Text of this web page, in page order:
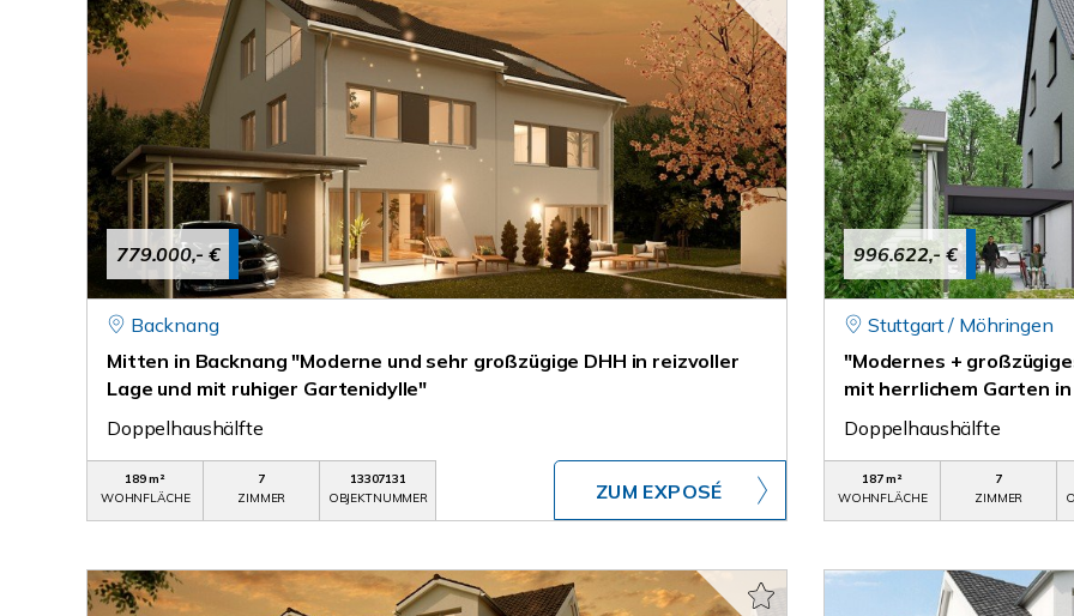
779.000,- €
Backnang
Mitten in Backnang "Moderne und sehr großzügige DHH in reizvoller
Lage und mit ruhiger Gartenidylle"
Doppelhaushälfte
189 m²
WOHNFLÄCHE
7
ZIMMER
13307131
OBJEKTNUMMER
ZUM EXPOSÉ
996.622,- €
Stuttgart / Möhringen
"Modernes +
mit herrlichem Garten
Doppelhaushälfte
187 m²
WOHNFLÄCHE
7
ZIMMER